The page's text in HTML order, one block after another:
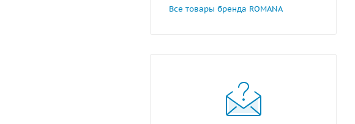
Все товары бренда ROMANA